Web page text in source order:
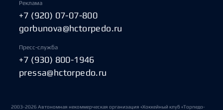
Реклама
+7 (920) 07-07-800
gorbunova@hctorpedo.ru
Пресс-служба
+7 (930) 800-1946
pressa@hctorpedo.ru
2003-2026 Автономная некоммерческая организация «Хоккейный клуб «Торпедо-